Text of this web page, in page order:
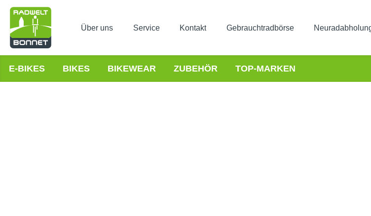
Über uns Service Kontakt Gebrauchtradbörse
E-BIKES BIKES BIKEWEAR ZUBEHÖR TOP-MARKEN